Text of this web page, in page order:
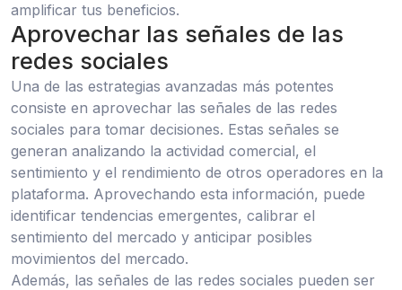
amplificar tus beneficios.
Aprovechar las señales de las
redes sociales
Una de las estrategias avanzadas más potentes
consiste en aprovechar las señales de las redes
sociales para tomar decisiones. Estas señales se
generan analizando la actividad comercial, el
sentimiento y el rendimiento de otros operadores en la
plataforma. Aprovechando esta información, puede
identificar tendencias emergentes, calibrar el
sentimiento del mercado y anticipar posibles
movimientos del mercado.
Además, las señales de las redes sociales pueden ser